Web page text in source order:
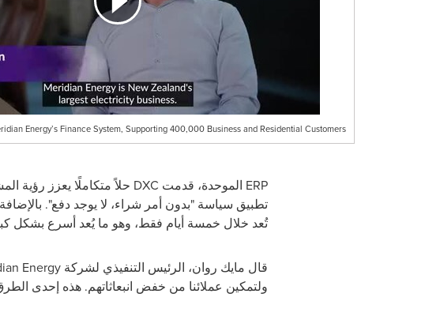
Energy’s Finance System, Supporting 400,000 Business and Residential Customers
ERP الموحدة، قدمت DXC
تطبيق سياسة "بدون أمر شراء، لا يوجد دفع".
تُعد خلال خمسة أيام فقط، وهو ما يُعد أسرع بشكل
قال مايك روان، الرئيس التنفيذي لشركةEnergy
ولتمكين عملائنا من خفض انبعاثاتهم. هذه إحدى